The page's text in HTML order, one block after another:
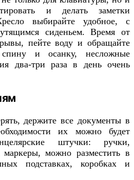
и делать заметки
выбирайте удобное, с
сиденьем. Время от
пейте воду и обращайте
и осанку, несложные
два-три раза в день очень
держите все документы в
их можно будет
штучки: ручки,
можно разместить в
подставках, коробках и